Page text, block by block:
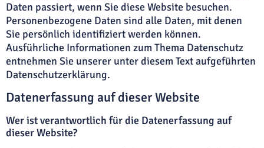
Daten passiert, wenn Sie diese Website besuchen.
Personenbezogene Daten sind alle Daten, mit denen
Sie persönlich identifiziert werden können.
Ausführliche Informationen zum Thema Datenschutz
entnehmen Sie unserer unter diesem Text aufgeführten
Datenschutzerklärung.
Datenerfassung auf dieser Website
Wer ist verantwortlich für die Datenerfassung auf
dieser Website?